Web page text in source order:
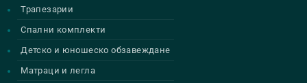
Трапезарии
Спални комплекти
Детско и юношеско обзавеждане
Матраци и легла